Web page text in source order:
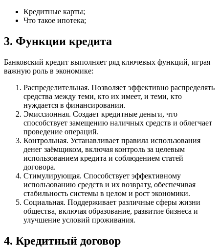
Кредитные карты;
Что такое ипотека;
3. Функции кредита
Банковский кредит выполняет ряд ключевых функций, играя
важную роль в экономике:
Распределительная. Позволяет эффективно распределять
средства между теми, кто их имеет, и теми, кто
нуждается в финансировании.
Эмиссионная. Создает кредитные деньги, что
способствует замещению наличных средств и облегчает
проведение операций.
Контрольная. Устанавливает правила использования
денег заёмщиком, включая контроль за целевым
использованием кредита и соблюдением статей
договора.
Стимулирующая. Способствует эффективному
использованию средств и их возврату, обеспечивая
стабильность системы в целом и рост экономики.
Социальная. Поддерживает различные сферы жизни
общества, включая образование, развитие бизнеса и
улучшение условий проживания.
4. Кредитный договор